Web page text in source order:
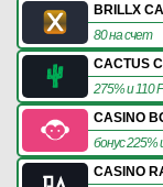
BRILLX
80 на счет
CACTUS
275% и 110
CASINO
бонус 225%
CASINO